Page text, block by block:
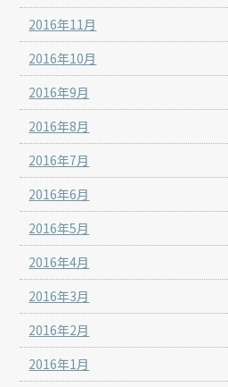
2016年11月
2016年10月
2016年9月
2016年8月
2016年7月
2016年6月
2016年5月
2016年4月
2016年3月
2016年2月
2016年1月